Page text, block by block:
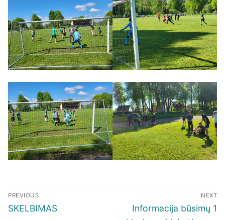
Navigacija
tarp
PREVIOUS
Previous
SKELBIMAS
NEXT
Next
Informacija būsimų 1